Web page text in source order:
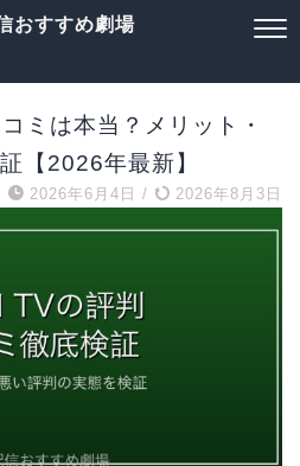
おすすめ劇場
ミは本当？メリット・
【2026年最新】
2026年6月4日 / 2026年8月3日